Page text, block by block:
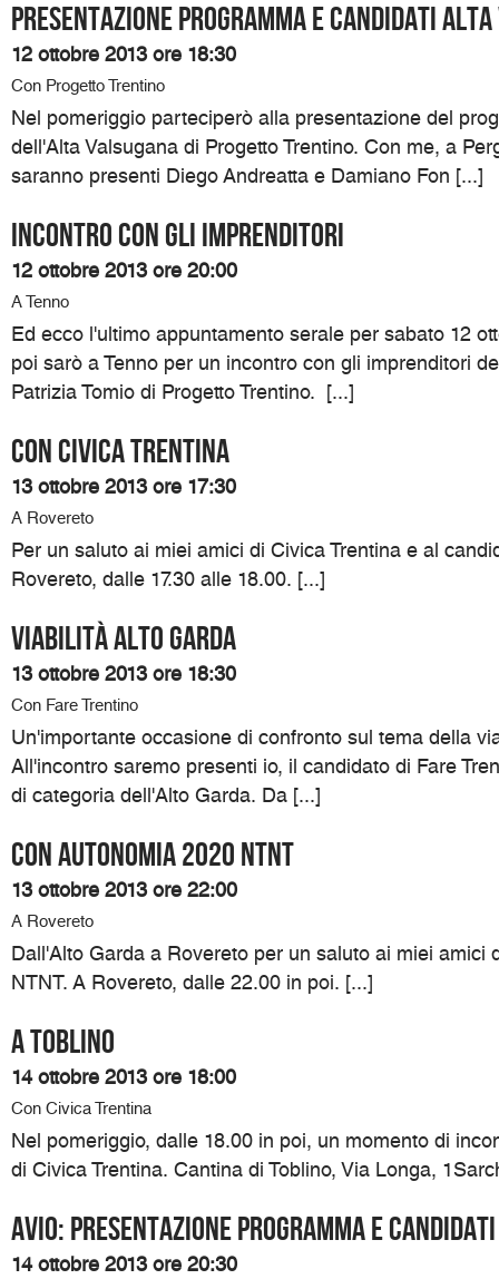
Presentazione programma e candidati Alta
12 ottobre 2013 ore 18:30
Con Progetto Trentino
Nel pomeriggio parteciperò alla presentazione del
dell'Alta Valsugana di Progetto Trentino. Con me, a
saranno presenti Diego Andreatta e Damiano Fon [...]
Incontro con gli imprenditori
12 ottobre 2013 ore 20:00
A Tenno
Ed ecco l'ultimo appuntamento serale per sabato 12
poi sarò a Tenno per un incontro con gli imprenditori
Patrizia Tomio di Progetto Trentino. [...]
Con Civica Trentina
13 ottobre 2013 ore 17:30
A Rovereto
Per un saluto ai miei amici di Civica Trentina e al
Rovereto, dalle 17.30 alle 18.00. [...]
Viabilità Alto Garda
13 ottobre 2013 ore 18:30
Con Fare Trentino
Un'importante occasione di confronto sul tema della
All'incontro saremo presenti io, il candidato di Fare
di categoria dell'Alto Garda. Da [...]
Con Autonomia 2020 NTNT
13 ottobre 2013 ore 22:00
A Rovereto
Dall'Alto Garda a Rovereto per un saluto ai miei amici
NTNT. A Rovereto, dalle 22.00 in poi. [...]
A Toblino
14 ottobre 2013 ore 18:00
Con Civica Trentina
Nel pomeriggio, dalle 18.00 in poi, un momento di
di Civica Trentina. Cantina di Toblino, Via Longa,
Avio: presentazione programma e candidati
14 ottobre 2013 ore 20:30